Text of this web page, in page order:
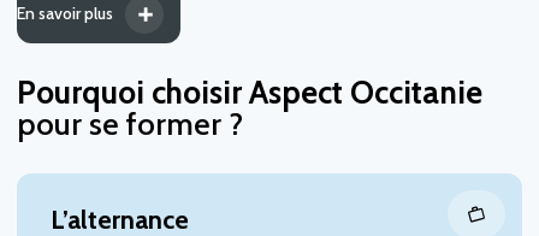
En savoir plus
Pourquoi choisir Aspect Occitanie
pour se former ?
L’alternance